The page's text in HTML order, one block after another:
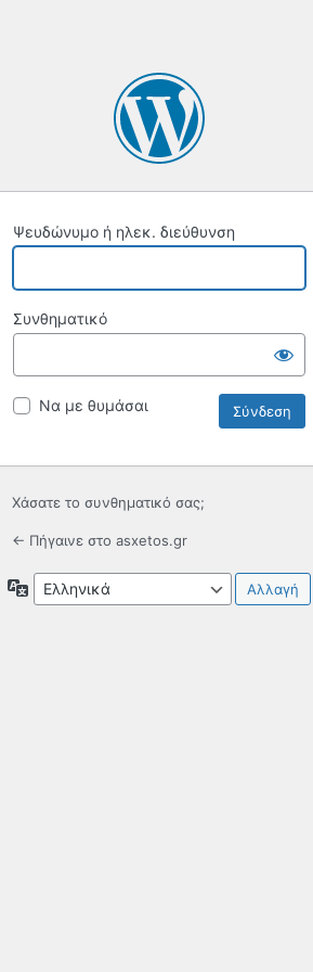
Ψευδώνυμο ή ηλεκ. διεύθυνση
Συνθηματικό
Να με θυμάσαι
Χάσατε το συνθηματικό σας;
← Πήγαινε στο asxetos.gr
Γλώσσα